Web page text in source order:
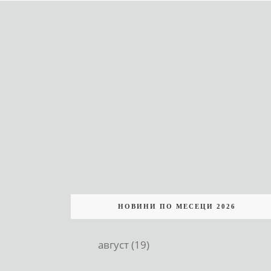
НОВИНИ ПО МЕСЕЦИ 2026
август (19)